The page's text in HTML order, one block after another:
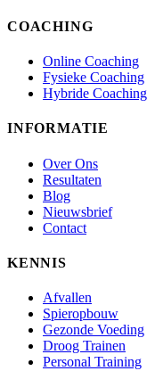
COACHING
Online Coaching
Fysieke Coaching
Hybride Coaching
INFORMATIE
Over Ons
Resultaten
Blog
Nieuwsbrief
Contact
KENNIS
Afvallen
Spieropbouw
Gezonde Voeding
Droog Trainen
Personal Training